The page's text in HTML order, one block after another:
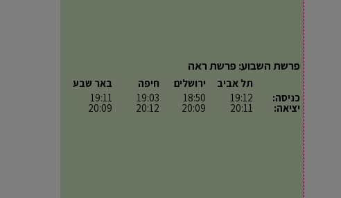
פרשת השבוע: פרשת ראה
כניסה:
יציאה:
תל אביב
19:12
20:11
ירושלים
18:50
20:09
חיפה
19:03
20:12
באר שבע
19:11
20:09